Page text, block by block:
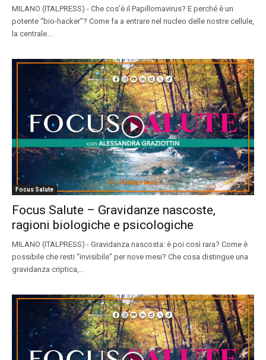
MILANO (ITALPRESS) - Che cos’è il Papillomavirus? E perché è un
potente “bio-hacker”? Come fa a entrare nel nucleo delle nostre cellule,
la centrale...
Focus Salute
Focus Salute – Gravidanze nascoste,
ragioni biologiche e psicologiche
MILANO (ITALPRESS) - Gravidanza nascosta: è poi così rara? Come è
possibile che resti “invisibile” per nove mesi? Che cosa distingue una
gravidanza criptica,...